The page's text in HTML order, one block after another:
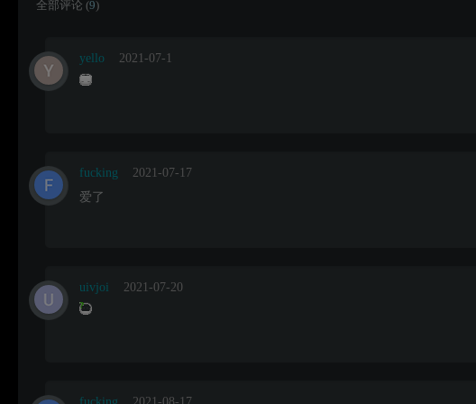
全部评论 (9)
yello 2021-07-1
fucking 2021-07-17
爱了
uivjoi 2021-07-20